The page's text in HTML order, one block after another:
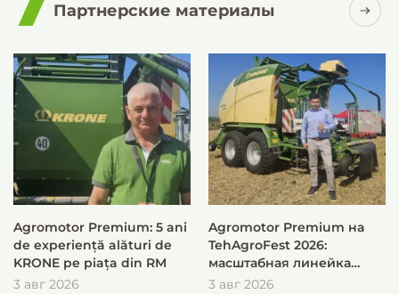
Партнерские материалы
Agromotor Premium: 5 ani
de experiență alături de
KRONE pe piața din RM
3 авг 2026
Agromotor Premium на
TehAgroFest 2026:
масштабная линейка
KRONE для быстрой и
3 авг 2026